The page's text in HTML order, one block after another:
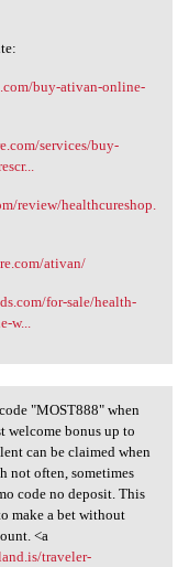
buy-ativan-online-
services/buy-
review/healthcureshop.
ativan/
for-sale/health-
code
"MOST888" when
welcome bonus up to
can be claimed when
not often, sometimes
code no deposit. This
make a bet without
<a
traveler-